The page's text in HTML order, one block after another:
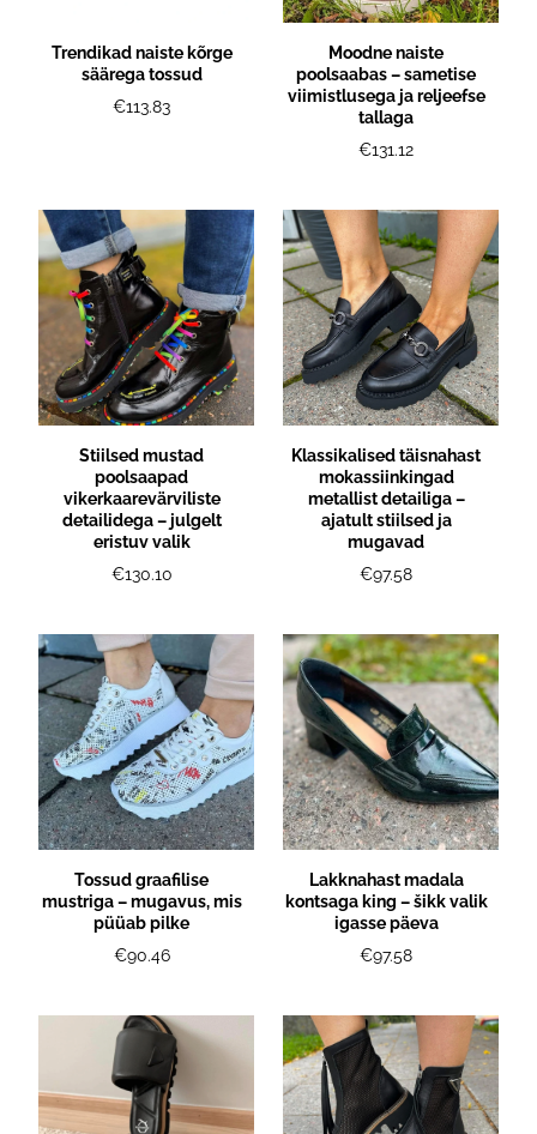
Trendikad naiste kõrge
säärega tossud
€113.83
Moodne naiste
poolsaabas – sametise
viimistlusega ja reljeefse
tallaga
€131.12
Stiilsed mustad
poolsaapad
vikerkaarevärviliste
detailidega – julgelt
eristuv valik
€130.10
Klassikalised täisnahast
mokassiinkingad
metallist detailiga –
ajatult stiilsed ja
mugavad
€97.58
Tossud graafilise
mustriga – mugavus, mis
püüab pilke
€90.46
Lakknahast madala
kontsaga king – šikk valik
igasse päeva
€97.58